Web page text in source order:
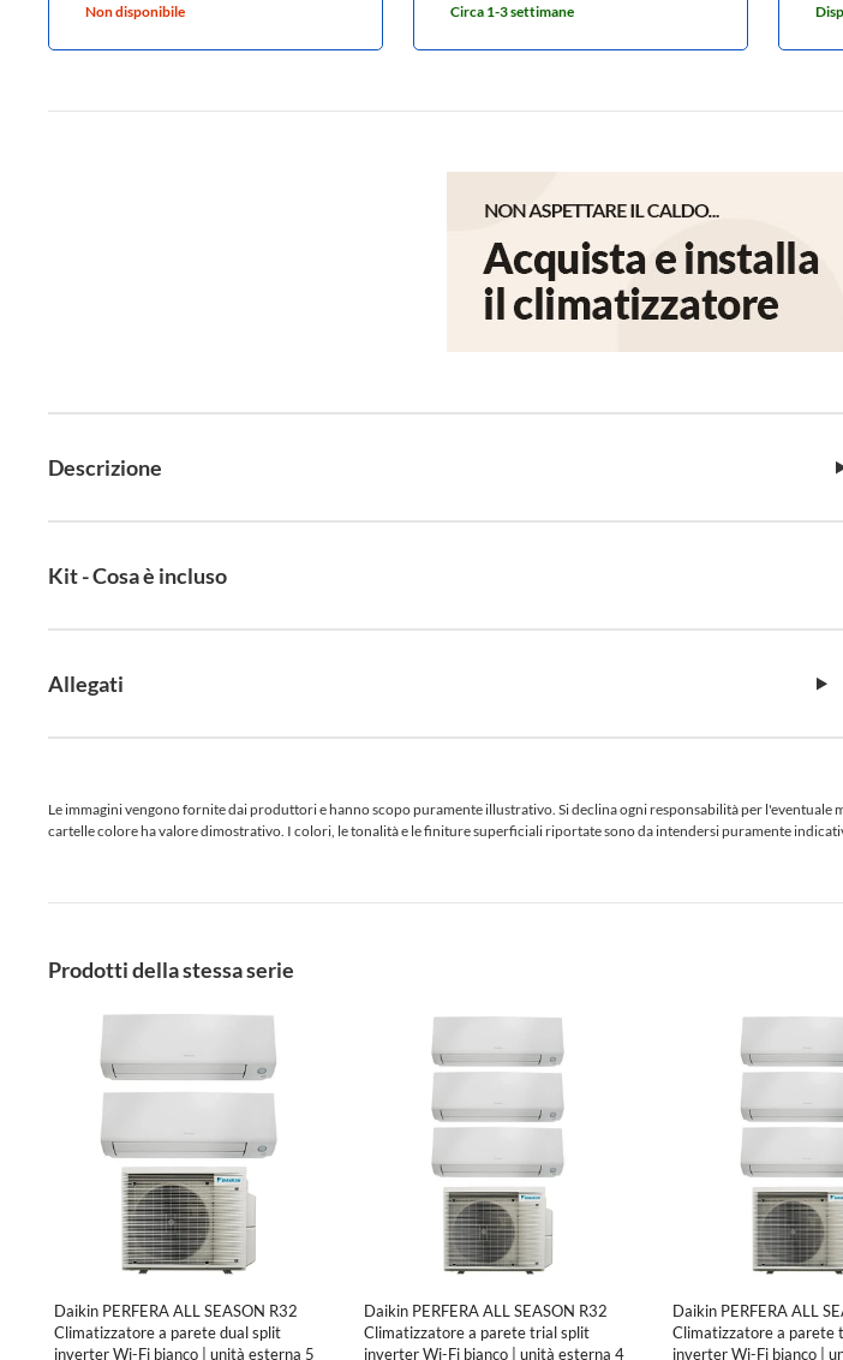
Non disponibile Circa 1-3 settimane
Descrizione
Kit - Cosa è incluso
Allegati
Le immagini vengono fornite dai produttori e hanno scopo puramente illustrativo. Si declina ogni responsabilità per
cartelle colore ha valore dimostrativo. I colori, le tonalità e le finiture superficiali riportate sono da intendersi puramente
Prodotti della stessa serie
Daikin PERFERA ALL SEASON R32
Climatizzatore a parete dual split
inverter Wi-Fi bianco | unità esterna 5
Daikin PERFERA ALL SEASON R32
Climatizzatore a parete trial split
inverter Wi-Fi bianco | unità esterna 4
Daikin PERFERA ALL
Climatizzatore a parete
inverter Wi-Fi bianco |